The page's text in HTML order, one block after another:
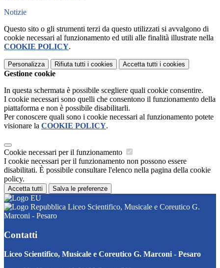
Notizie
Questo sito o gli strumenti terzi da questo utilizzati si avvalgono di
cookie necessari al funzionamento ed utili alle finalità illustrate nella
COOKIE POLICY.
Personalizza Rifiuta tutti i cookies Accetta tutti i cookies
Gestione cookie
In questa schermata è possibile scegliere quali cookie consentire.
I cookie necessari sono quelli che consentono il funzionamento della
piattaforma e non è possibile disabilitarli.
Per conoscere quali sono i cookie necessari al funzionamento potete
visionare la COOKIE POLICY.
Cookie necessari per il funzionamento
I cookie necessari per il funzionamento non possono essere
disabilitati. È possibile consultare l'elenco nella pagina della cookie
policy.
Accetta tutti Salva le preferenze
Liceo Scientifico, Musicale e Coreutico G.
Marconi - Pesaro
Contatti
Liceo Scientifico, Musicale e Coreutico G. Marconi - Pesaro